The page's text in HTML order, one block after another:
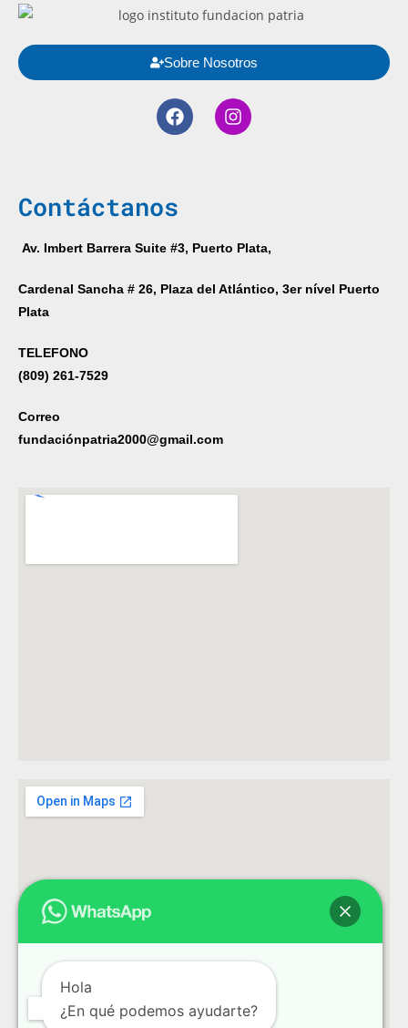
Sobre Nosotros
Contáctanos
Av. Imbert Barrera Suite #3, Puerto Plata,
Cardenal Sancha # 26, Plaza del Atlántico, 3er nível Puerto
Plata
TELEFONO
(809) 261-7529
Correo
fundaciónpatria2000@gmail.com
Hola
¿En qué podemos ayudarte?